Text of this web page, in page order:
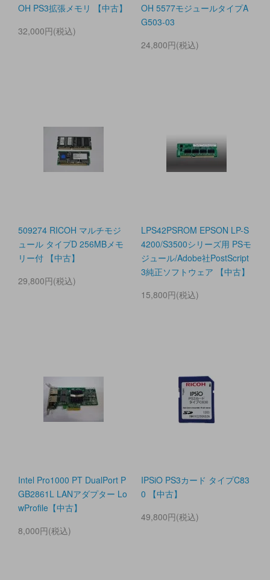
OH PS3拡張メモリ 【中古】
32,000円(税込)
OH 5577モジュールタイプA
G503-03
24,800円(税込)
509274 RICOH マルチモジ
ュール タイプD 256MBメモ
リー付 【中古】
29,800円(税込)
LPS42PSROM EPSON LP-S
4200/S3500シリーズ用 PSモ
ジュール/Adobe社PostScript
3純正ソフトウェア 【中古】
15,800円(税込)
Intel Pro1000 PT DualPort P
GB2861L LANアダプター Lo
wProfile【中古】
8,000円(税込)
IPSiO PS3カード タイプC83
0 【中古】
49,800円(税込)